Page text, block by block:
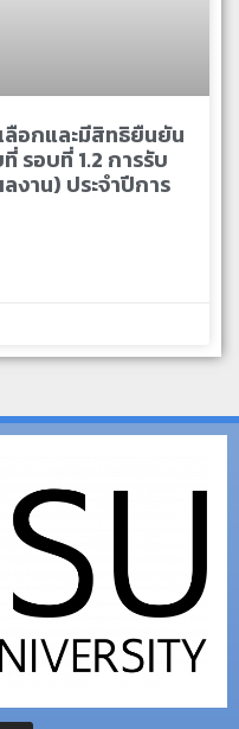
ลือกและมีสิทธิยืนยัน
รอบที่ 1.2 การรับ
าน) ประจำปีการ